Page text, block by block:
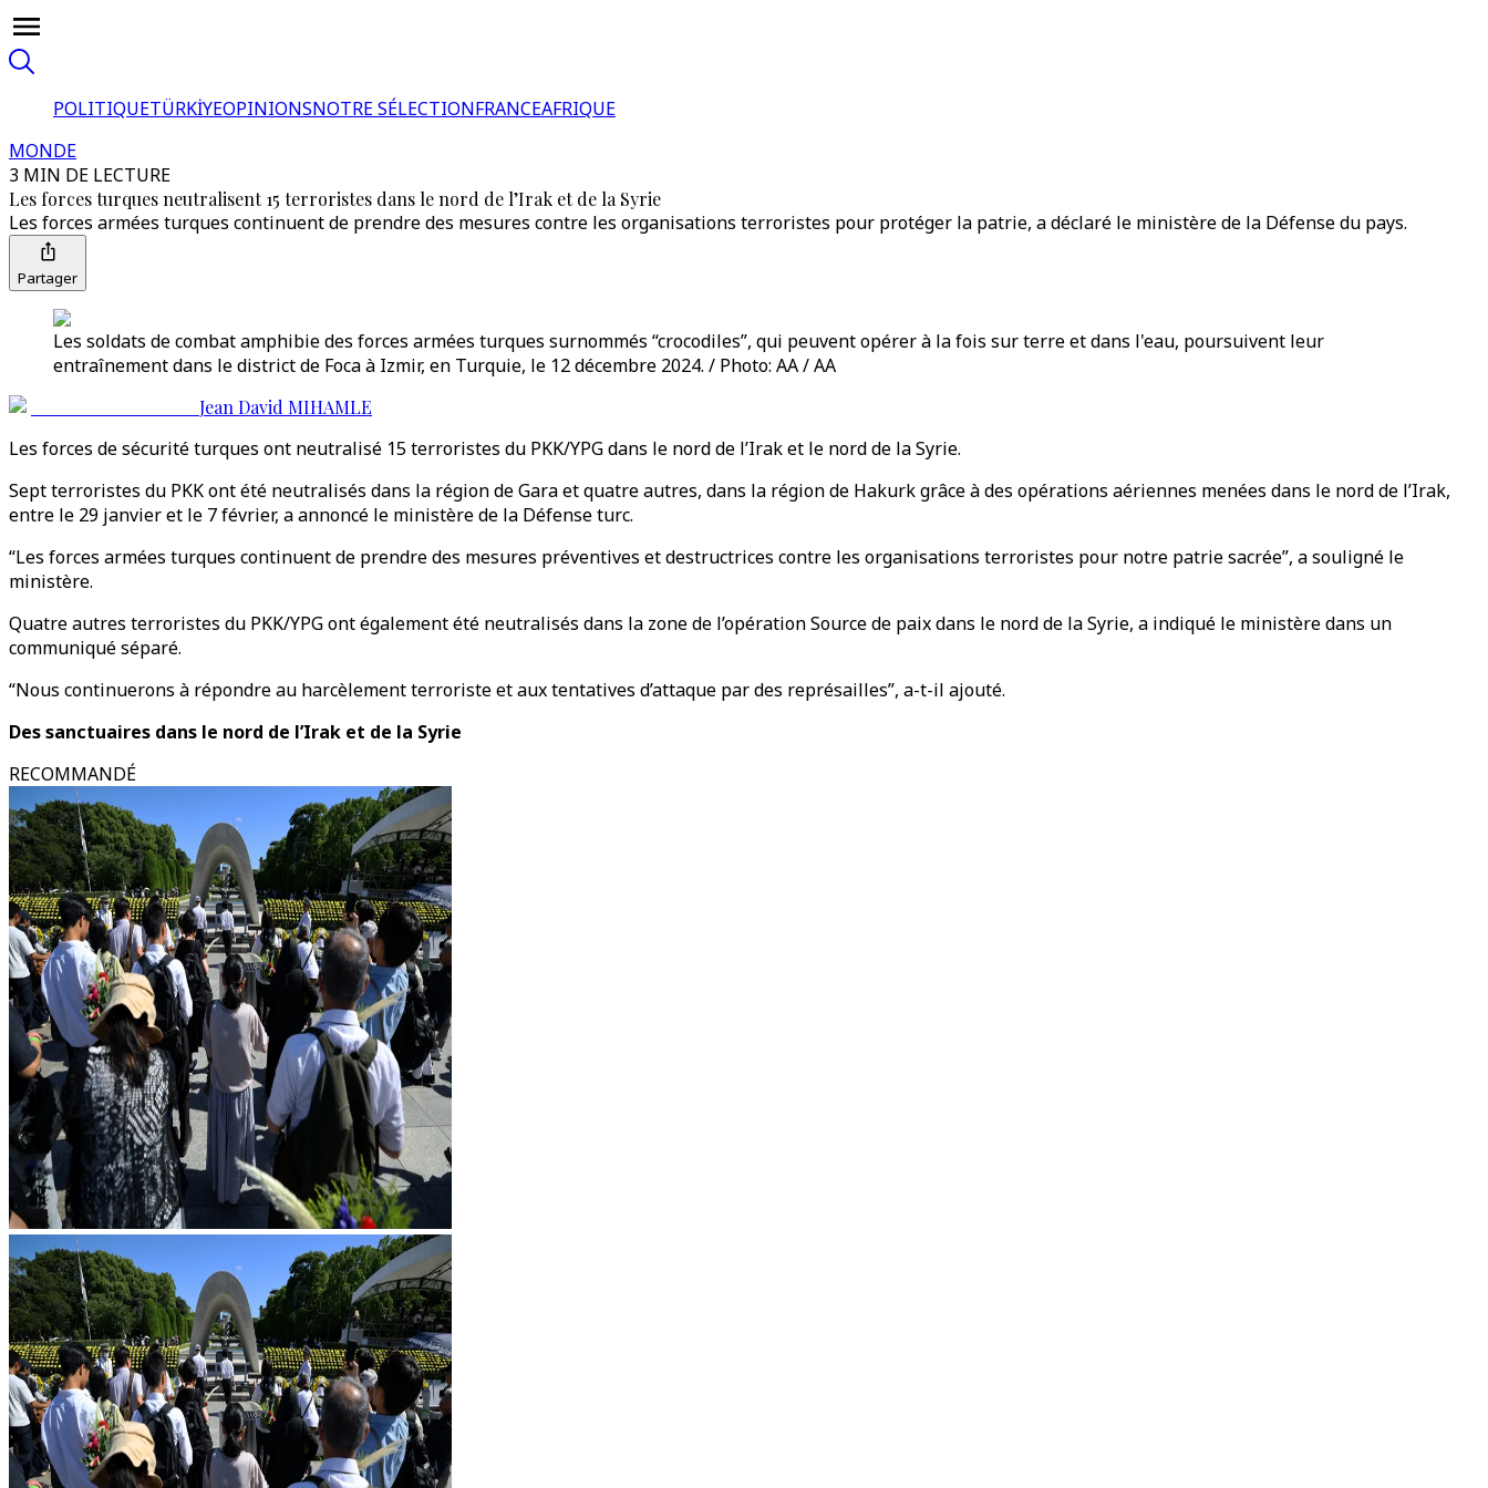
POLITIQUETÜRKİYEOPINIONSNOTRE SÉLECTIONFRANCEAFRIQUE
MONDE
3 MIN DE LECTURE
Les forces turques neutralisent 15 terroristes dans le nord de l’Irak et de la Syrie
Les forces armées turques continuent de prendre des mesures contre les organisations terroristes pour protéger la patrie, a déclaré le ministère de la Défense du pays.
Partager
Les soldats de combat amphibie des forces armées turques surnommés “crocodiles”, qui peuvent opérer à la fois sur terre et dans l'eau, poursuivent leur
entraînement dans le district de Foca à Izmir, en Turquie, le 12 décembre 2024. / Photo: AA / AA
Jean David MIHAMLE
Les forces de sécurité turques ont neutralisé 15 terroristes du PKK/YPG dans le nord de l’Irak et le nord de la Syrie.
Sept terroristes du PKK ont été neutralisés dans la région de Gara et quatre autres, dans la région de Hakurk grâce à des opérations aériennes menées dans le nord de l’Irak,
entre le 29 janvier et le 7 février, a annoncé le ministère de la Défense turc.
“Les forces armées turques continuent de prendre des mesures préventives et destructrices contre les organisations terroristes pour notre patrie sacrée”, a souligné le
ministère.
Quatre autres terroristes du PKK/YPG ont également été neutralisés dans la zone de l’opération Source de paix dans le nord de la Syrie, a indiqué le ministère dans un
communiqué séparé.
“Nous continuerons à répondre au harcèlement terroriste et aux tentatives d’attaque par des représailles”, a-t-il ajouté.
Des sanctuaires dans le nord de l’Irak et de la Syrie
RECOMMANDÉ